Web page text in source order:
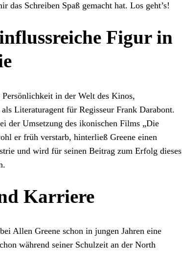
Schreiben Spaß gemacht hat. Los geht’s!
Figur in
in der Welt des Kinos,
Literaturagent für Regisseur Frank Darabont.
der Umsetzung des ikonischen Films „Die
er früh verstarb, hinterließ Greene einen
und wird für seinen Beitrag zum Erfolg dieses
Karriere
Allen Greene schon in jungen Jahren eine
während seiner Schulzeit an der North